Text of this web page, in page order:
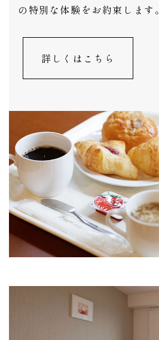
の特別な体験をお約束します。
詳しくはこちら